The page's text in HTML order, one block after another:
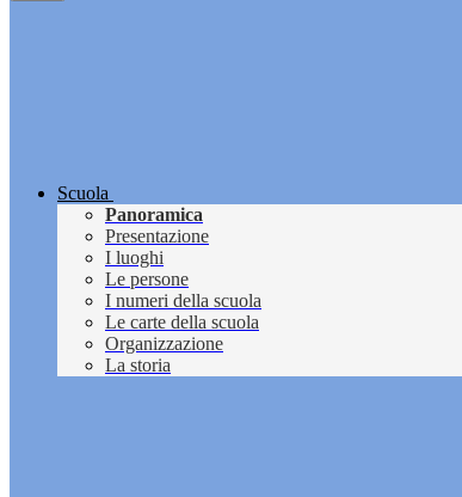
Scuola
Panoramica
Presentazione
I luoghi
Le persone
I numeri della scuola
Le carte della scuola
Organizzazione
La storia